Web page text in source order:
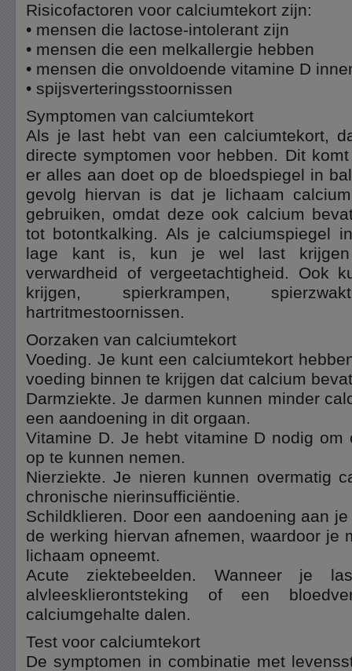
Risicofactoren voor calciumtekort zijn:
• mensen die lactose-intolerant zijn
• mensen die een melkallergie hebben
• mensen die onvoldoende vitamine D
• spijsverteringsstoornissen
Symptomen van calciumtekort
Als je last hebt van een calciumtekort,
directe symptomen voor hebben. Dit
er alles aan doet op de bloedspiegel in
gevolg hiervan is dat je lichaam
gebruiken, omdat deze ook calcium
tot botontkalking. Als je calciumspiegel
lage kant is, kun je wel last krijgen
verwardheid of vergeetachtigheid. Ook
krijgen, spierkrampen,
hartritmestoornissen.
Oorzaken van calciumtekort
Voeding. Je kunt een calciumtekort
voeding binnen te krijgen dat calcium
Darmziekte. Je darmen kunnen minder
een aandoening in dit orgaan.
Vitamine D. Je hebt vitamine D nodig om
op te kunnen nemen.
Nierziekte. Je nieren kunnen overmatig
chronische nierinsufficiëntie.
Schildklieren. Door een aandoening aan
de werking hiervan afnemen, waardoor je
lichaam opneemt.
Acute ziektebeelden. Wanneer je
alvleesklierontsteking of een
calciumgehalte dalen.
Test voor calciumtekort
De symptomen in combinatie met